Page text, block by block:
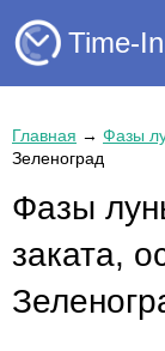
Time-
Главная → Фазы
Зеленоград
Фазы
заката,